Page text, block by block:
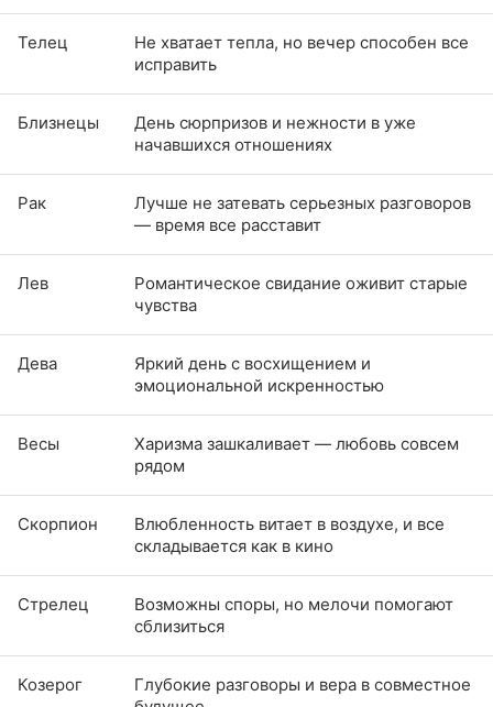
Телец
Не хватает тепла, но вечер способен все
исправить
Близнецы
День сюрпризов и нежности в уже
начавшихся отношениях
Рак
Лучше не затевать серьезных разговоров
— время все расставит
Лев
Романтическое свидание оживит старые
чувства
Дева
Яркий день с восхищением и
эмоциональной искренностью
Весы
Харизма зашкаливает — любовь совсем
рядом
Скорпион
Влюбленность витает в воздухе, и все
складывается как в кино
Стрелец
Возможны споры, но мелочи помогают
сблизиться
Козерог
Глубокие разговоры и вера в совместное